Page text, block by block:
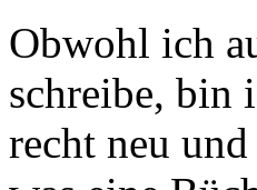
Obwohl ich
schreibe, bin
recht neu